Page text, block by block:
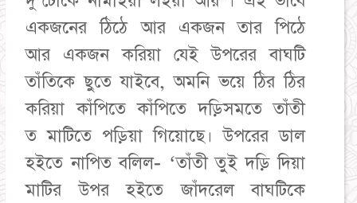
একজনের ঠিঠে আর একজন তার পিঠে
আর একজন করিয়া যেই উপরের বাঘটি
তাঁতিকে ছুতে যাইবে, অমনি ভয়ে ঠির ঠির
করিয়া কাঁপিতে কাঁপিতে দড়িসমতে তাঁতী
ত মাটিতে পড়িয়া গিয়োছে। উপরের ডাল
হইতে নাপিত বলিল- ‘তাঁতী তুই দড়ি দিয়া
মাটির উপর হইতে জাঁদরেল বাঘটিকে